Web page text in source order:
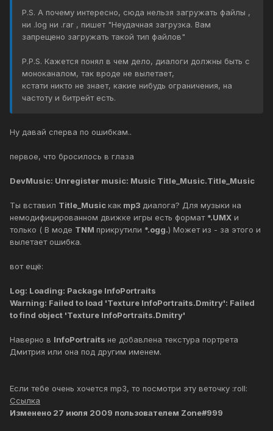
P.S. А почему интересно, сюда нельзя загружать файлы ,
ни .log ни .rar , пишет "Неудачная загрузка. Вам
запрещено загружать такой тип файлов"
P.P.S. Кажется понял в чем дело, диалоги должны быть с
моноканалом, так вроде не вылетает,
кстати никто не знает, какие нибудь ограничения, на
частоту и битрейт есть.
Ну давай сперва по ошибкам..
первое, что бросилось в глаза
DevMusic: Unregister music: Music Title_Music.Title_Music
Ты вставил Title_Music как mp3 диалога? Для музыки на
немодифицированном движке игры есть формат *.UMX и
только ( В моде TNM прикрутили *.ogg.) Может из - за этого и
вылетает ошибка.
вот ещё:
Log: Loading: Package InfoPortraits
Warning: Failed to load 'Texture InfoPortraits.Dmitry': Failed
to find object 'Texture InfoPortraits.Dmitry'
Наверно в InfoPortraits не добавлена текстура портрета
Дмитрия или она под другим именем.
Если тебе очень хочется mp3, то посмотри эту веточку :roll:
Ссылка
Изменено 27 июля 2009 пользователем Zone#999